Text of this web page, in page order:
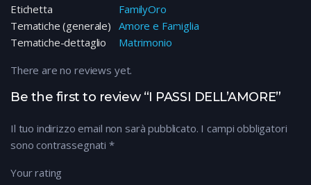
Etichetta
FamilyOro
Tematiche (generale) Amore e Famiglia
Tematiche-dettaglio
Matrimonio
Be the first to review “I PASSI DELL’AMORE”
Il tuo indirizzo email non sarà pubblicato. I campi obbligatori
sono contrassegnati *
Your rating
There are no reviews yet.